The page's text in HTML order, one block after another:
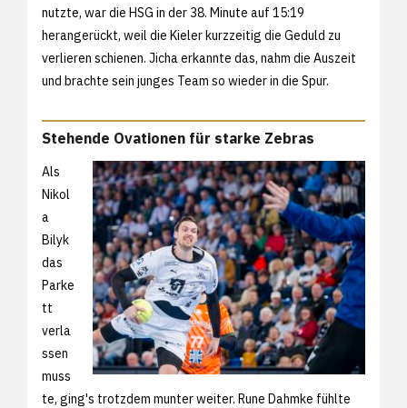
nutzte, war die HSG in der 38. Minute auf 15:19
herangerückt, weil die Kieler kurzzeitig die Geduld zu
verlieren schienen. Jicha erkannte das, nahm die Auszeit
und brachte sein junges Team so wieder in die Spur.
Stehende Ovationen für starke Zebras
Als
Nikol
a
Bilyk
das
Parke
tt
verla
ssen
muss
te, ging's trotzdem munter weiter. Rune Dahmke fühlte